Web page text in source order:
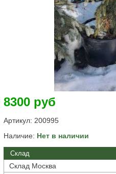
8300 руб
Артикул: 200995
Наличие: Нет в наличии
Склад
Склад Москва